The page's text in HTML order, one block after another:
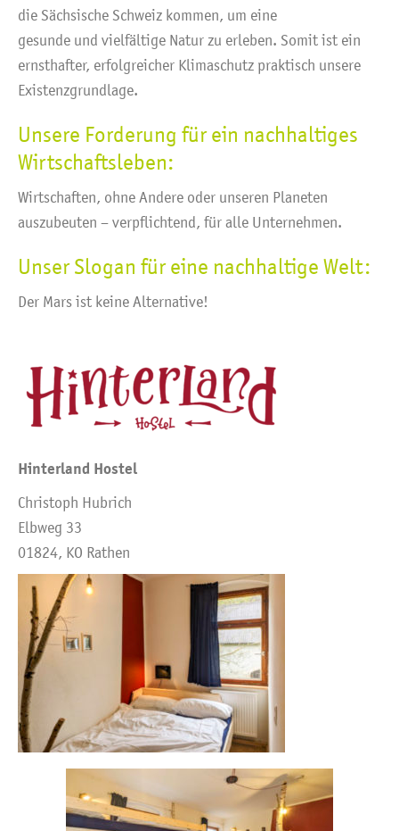
die Sächsische Schweiz kommen, um eine
gesunde und vielfältige Natur zu erleben. Somit ist ein
ernsthafter, erfolgreicher Klimaschutz praktisch unsere
Existenzgrundlage.
Unsere Forderung für ein nachhaltiges
Wirtschaftsleben:
Wirtschaften, ohne Andere oder unseren Planeten
auszubeuten – verpflichtend, für alle Unternehmen.
Unser Slogan für eine nachhaltige Welt:
Der Mars ist keine Alternative!
Hinterland Hostel
Christoph Hubrich
Elbweg 33
01824, KO Rathen